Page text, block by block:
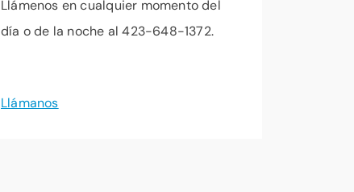
Llámenos en cualquier momento del
día o de la noche al 423-648-1372.
Llámanos